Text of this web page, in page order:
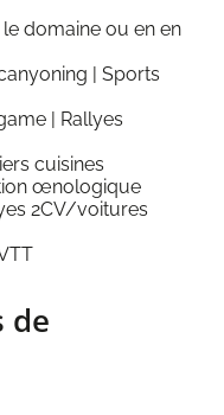
domaine ou en en
| Sports
| Rallyes
cuisines
œnologique
2CV/voitures
de